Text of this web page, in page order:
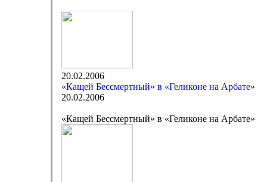
20.02.2006
«Кащей Бессмертный» в «Геликоне на Арбате»
20.02.2006
«Кащей Бессмертный» в «Геликоне на Арбате»